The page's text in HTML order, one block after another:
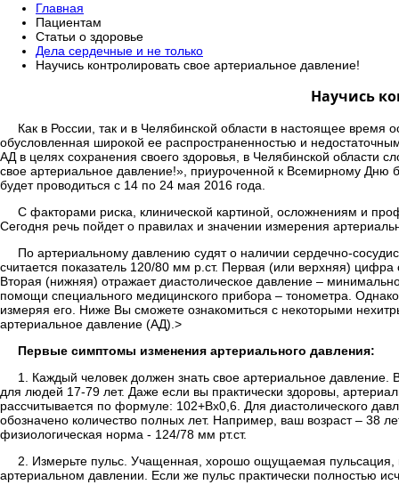
Главная
Пациентам
Статьи о здоровье
Дела сердечные и не только
Научись контролировать свое артериальное давление!
Научись
Как в России, так и в Челябинской области в настоящее время
обусловленная широкой ее распространенностью и
АД в целях сохранения своего здоровья, в Челябинской области
свое артериальное давление!», приуроченной к Всемирному Дню
будет проводиться с 14 по 24 мая 2016 года.
С факторами риска, клинической картиной, осложнениям и
Сегодня речь пойдет о правилах и значении измерения
По артериальному давлению судят о наличии сердечно-
считается показатель 120/80 мм р.ст. Первая (или верхняя)
Вторая (нижняя) отражает диастолическое давление –
помощи специального медицинского прибора – тонометра.
измеряя его. Ниже Вы сможете ознакомиться с некоторыми
артериальное давление (АД).>
Первые симптомы изменения артериального давления:
1. Каждый человек должен знать свое артериальное
для людей 17-79 лет. Даже если вы практически здоровы,
рассчитывается по формуле: 102+Вх0,6. Для диастолического
обозначено количество полных лет. Например, ваш возраст – 38
физиологическая норма - 124/78 мм рт.ст.
2. Измерьте пульс. Учащенная, хорошо ощущаемая пульсация,
артериальном давлении. Если же пульс практически полностью